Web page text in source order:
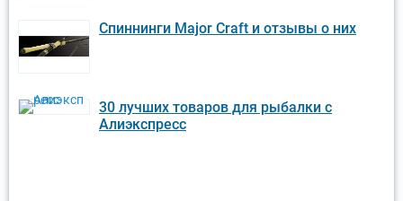
Спиннинги Major Craft и отзывы о них
30 лучших товаров для рыбалки с
Алиэкспресс